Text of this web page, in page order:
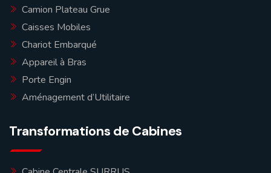
Camion Plateau Grue
Caisses Mobiles
Chariot Embarqué
Appareil à Bras
Porte Engin
Aménagement d’Utilitaire
Transformations de Cabines